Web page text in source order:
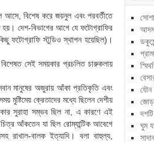
আসে, বিশেষ করে জয়নুল এবং পরবর্তীতে
হয়। দেশ-বিভাগের আগে যে ফটোগ্রাফির
কিছু ফটোগ্রাফি স্টুডিও স্থাপন হয়েছিল)।
সেই সময়কার প্রচলিত চারুকলায়
মানুষের অজুরায় আঁকা প্রতিকৃতি এবং
ক্রেতাদের মধ্যে ছিলেন দেশীয়
সুরাহা সম্ভব ছিল না, এ কারণে এই
চিত্র আঁকতেন যা ছিল রোম্যান্টিক আবেগে
রাখাল-বালক ইত্যাদি। বলা বাহুল্য,
আদম
যৌন
ঘুম